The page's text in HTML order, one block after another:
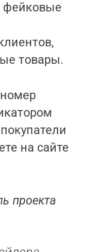
фейковые
товары.
на сайте
проекта